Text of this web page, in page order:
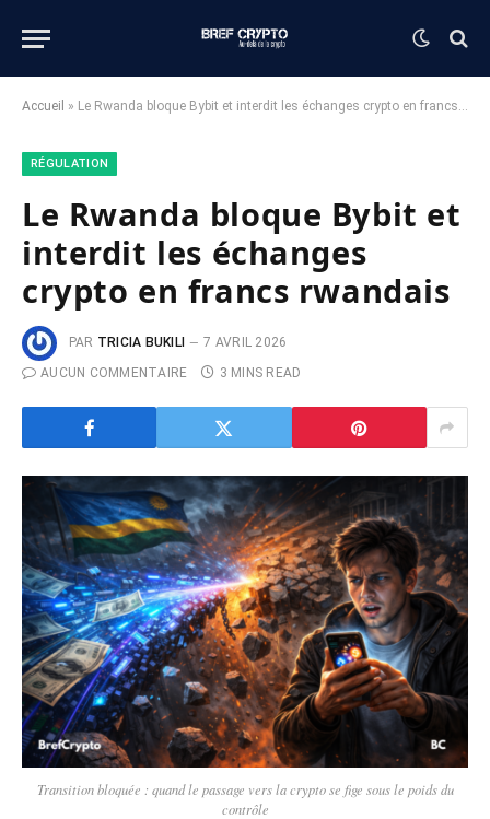
Accueil » Le Rwanda bloque Bybit et interdit les échanges crypto en francs rwandais
RÉGULATION
Le Rwanda bloque Bybit et
interdit les échanges
crypto en francs rwandais
PAR TRICIA BUKILI
7 AVRIL 2026
AUCUN COMMENTAIRE
3 MINS READ
Transition bloquée : quand le passage vers la crypto se fige sous le poids du
contrôle